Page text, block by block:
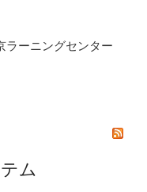
ラーニングセンター
ム